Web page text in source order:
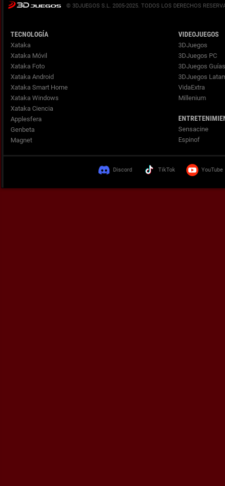
© 3DJUEGOS S.L. 2005-2025.
TECNOLOGÍA
Xataka
Xataka Móvil
Xataka Foto
Xataka Android
Xataka Smart Home
Xataka Windows
Xataka Ciencia
Applesfera
Genbeta
Magnet
VIDEOJUEGOS
3DJuegos
3DJuegos PC
3DJuegos
3DJuegos
VidaExtra
Millenium
Sensacine
Espinof
Discord TikTok YouTube